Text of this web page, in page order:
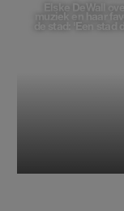
Elske DeWall
muziek en haar
de stad: 'Een stad